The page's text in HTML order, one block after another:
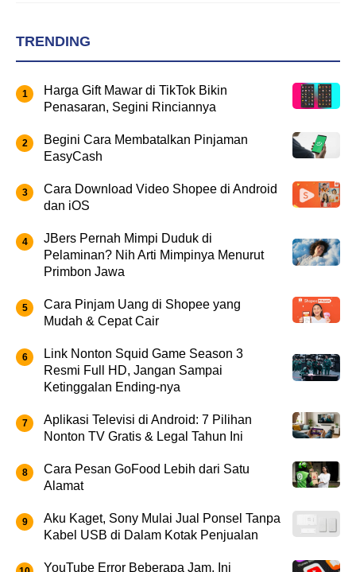
TRENDING
Harga Gift Mawar di TikTok Bikin
Penasaran, Segini Rinciannya
Begini Cara Membatalkan Pinjaman
EasyCash
Cara Download Video Shopee di Android
dan iOS
JBers Pernah Mimpi Duduk di
Pelaminan? Nih Arti Mimpinya Menurut
Primbon Jawa
Cara Pinjam Uang di Shopee yang
Mudah & Cepat Cair
Link Nonton Squid Game Season 3
Resmi Full HD, Jangan Sampai
Ketinggalan Ending-nya
Aplikasi Televisi di Android: 7 Pilihan
Nonton TV Gratis & Legal Tahun Ini
Cara Pesan GoFood Lebih dari Satu
Alamat
Aku Kaget, Sony Mulai Jual Ponsel Tanpa
Kabel USB di Dalam Kotak Penjualan
YouTube Error Beberapa Jam, Ini